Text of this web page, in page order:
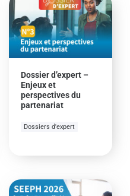
Dossier d’expert –
Enjeux et
perspectives du
partenariat
Dossiers d'expert